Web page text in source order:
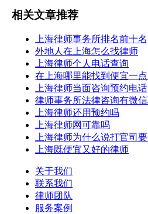
相关文章推荐
上海律师事务所排名前十名
外地人在上海怎么找律师
上海律师个人电话查询
在上海哪里能找到便宜一
上海律师当面咨询预约电话
律师事务所法律咨询有微
上海律师还用预约吗
上海律师网可靠吗
上海律师为什么说打官司
上海既便宜又好的律师
关于我们
联系我们
律师团队
服务案例